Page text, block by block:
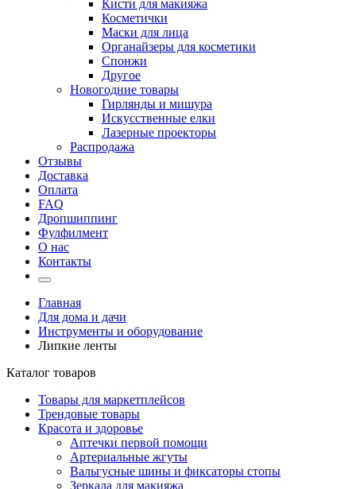
Кисти для макияжа
Косметички
Маски для лица
Органайзеры для косметики
Спонжи
Другое
Новогодние товары
Гирлянды и мишура
Искусственные елки
Лазерные проекторы
Распродажа
Отзывы
Доставка
Оплата
FAQ
Дропшиппинг
Фулфилмент
О нас
Контакты
Главная
Для дома и дачи
Инструменты и оборудование
Липкие ленты
Каталог товаров
Товары для маркетплейсов
Трендовые товары
Красота и здоровье
Аптечки первой помощи
Артериальные жгуты
Вальгусные шины и фиксаторы стопы
Зеркала для макияжа